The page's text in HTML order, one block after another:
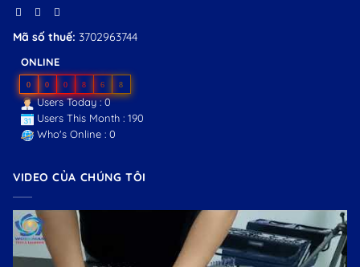
Mã số thuế: 3702963744
ONLINE
0 0 0 8 6 8
Users Today : 0
Users This Month : 190
Who's Online : 0
VIDEO CỦA CHÚNG TÔI